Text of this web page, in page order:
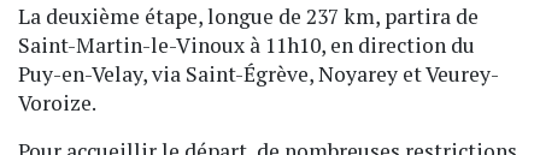
La deuxième étape, longue de 237 km, partira de
Saint-Martin-le-Vinoux à 11h10, en direction du
Puy-en-Velay, via Saint-Égrève, Noyarey et Veurey-
Voroize.